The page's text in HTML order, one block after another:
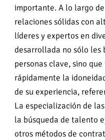
importante. A lo largo
relaciones sólidas con
líderes y expertos en
desarrollada no sólo les
personas clave, sino
rápidamente la
de su experiencia,
La especialización de
la búsqueda de talento
otros métodos de